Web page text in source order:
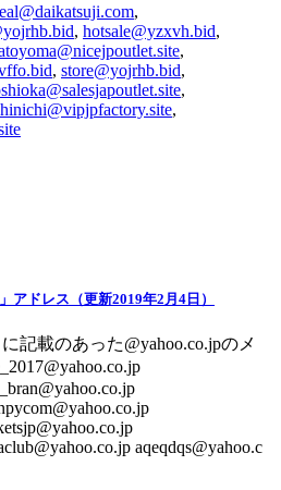
,
, hotsale@yzxvh.bid,
,
, store@yojrhb.bid,
,
,
アドレス（更新2019年2月4日）
記載のあった@yahoo.co.jpのメ
aqeqdqs@yahoo.c